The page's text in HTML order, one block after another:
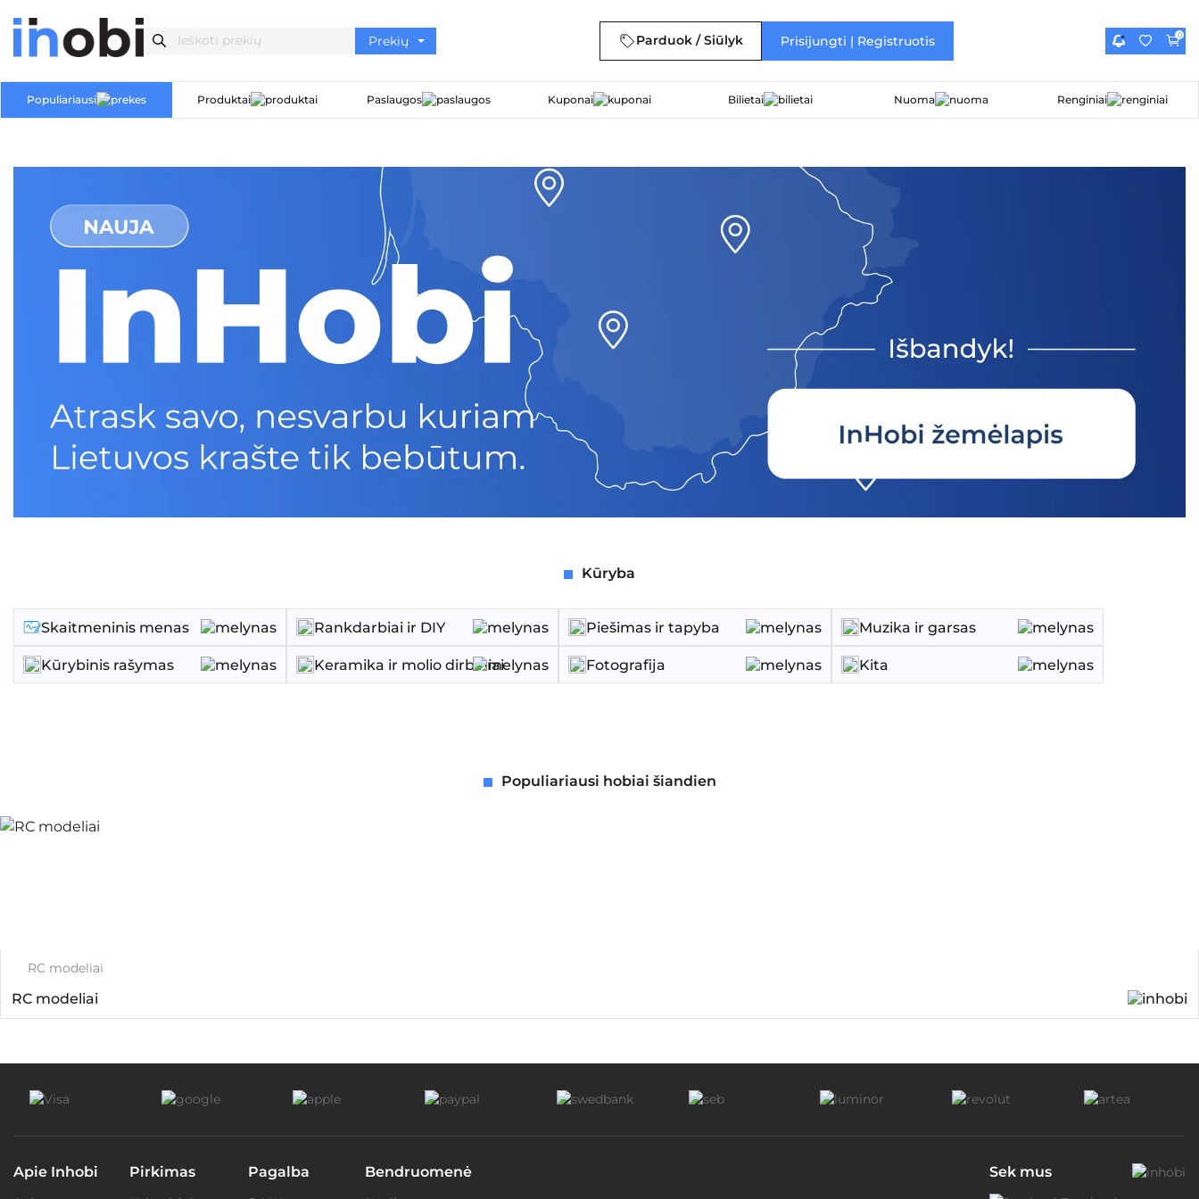
Parduok / Siūlyk Prisijungti | Registruotis 0
Populiariausi Produktai Paslaugos Kuponai Bilietai Nuoma Renginiai
Kūryba
Skaitmeninis menas Rankdarbiai ir DIY Piešimas ir tapyba Muzika ir garsas
Kūrybinis rašymas Keramika ir molio dirbiniai Fotografija Kita
Populiariausi hobiai šiandien
RC modeliai
RC modeliai
Apie Inhobi Pirkimas Pagalba Bendruomenė Sek mus